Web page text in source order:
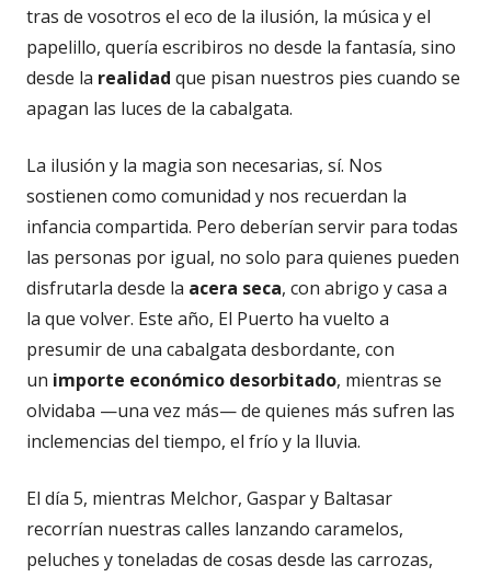
tras de vosotros el eco de la ilusión, la música y el
papelillo, quería escribiros no desde la fantasía, sino
desde la realidad que pisan nuestros pies cuando se
apagan las luces de la cabalgata.
La ilusión y la magia son necesarias, sí. Nos
sostienen como comunidad y nos recuerdan la
infancia compartida. Pero deberían servir para todas
las personas por igual, no solo para quienes pueden
disfrutarla desde la acera seca, con abrigo y casa a
la que volver. Este año, El Puerto ha vuelto a
presumir de una cabalgata desbordante, con
un importe económico desorbitado, mientras se
olvidaba —una vez más— de quienes más sufren las
inclemencias del tiempo, el frío y la lluvia.
El día 5, mientras Melchor, Gaspar y Baltasar
recorrían nuestras calles lanzando caramelos,
peluches y toneladas de cosas desde las carrozas,